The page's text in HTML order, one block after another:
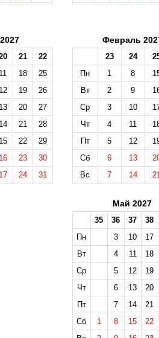
21
22
11 18
25
12 19
26
13 20
27
14 21
28
15 22
29
16 23
30
17 24 31
Февраль
23 24
Пн
1 8
Вт
2 9
Ср
3 10
Чт
4 11
Пт
5 12
Сб
6 13
Вс
7 14
Май 2027
35 36 37
38
Пн
3 10
17
Вт
4 11
18
Ср
5 12
19
Чт
6 13
20
Пт
7 14
21
Сб
1 8 15
22